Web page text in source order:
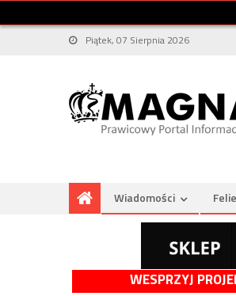
Piątek, 07 Sierpnia 2026
Wiadomości
WESPRZYJ